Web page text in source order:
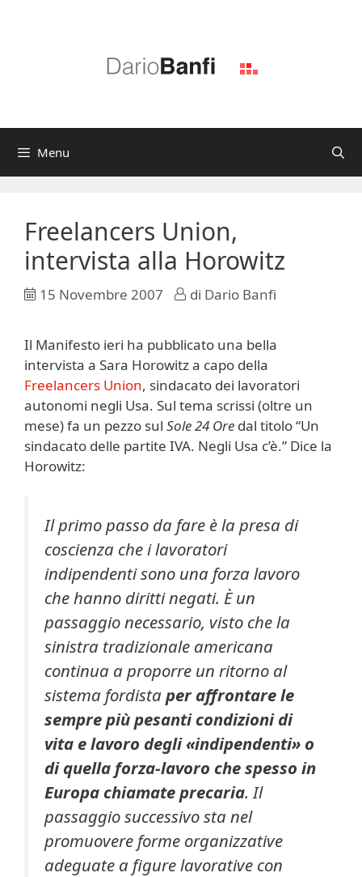
Menu
Freelancers Union,
intervista alla Horowitz
15 Novembre 2007 di Dario Banfi
Il Manifesto ieri ha pubblicato una bella
intervista a Sara Horowitz a capo della
Freelancers Union, sindacato dei lavoratori
autonomi negli Usa. Sul tema scrissi (oltre un
mese) fa un pezzo sul Sole 24 Ore dal titolo “Un
sindacato delle partite IVA. Negli Usa c’è.” Dice la
Horowitz:
Il primo passo da fare è la presa di
coscienza che i lavoratori
indipendenti sono una forza lavoro
che hanno diritti negati. È un
passaggio necessario, visto che la
sinistra tradizionale americana
continua a proporre un ritorno al
sistema fordista per affrontare le
sempre più pesanti condizioni di
vita e lavoro degli «indipendenti» o
di quella forza-lavoro che spesso in
Europa chiamate precaria. Il
passaggio successivo sta nel
promuovere forme organizzative
adeguate a figure lavorative con